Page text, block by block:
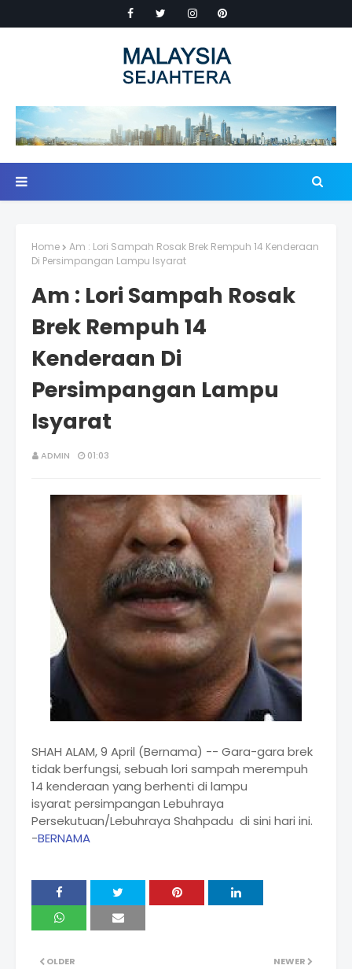
Home
Am : Lori Sampah Rosak Brek Rempuh 14 Kenderaan
Di Persimpangan Lampu Isyarat
Am : Lori Sampah Rosak
Brek Rempuh 14
Kenderaan Di
Persimpangan Lampu
Isyarat
ADMIN 01:03
SHAH ALAM, 9 April (Bernama) -- Gara-gara brek
tidak berfungsi, sebuah lori sampah merempuh
14 kenderaan yang berhenti di lampu
isyarat persimpangan Lebuhraya
Persekutuan/Lebuhraya Shahpadu di sini hari ini.
-BERNAMA
NEWER
OLDER